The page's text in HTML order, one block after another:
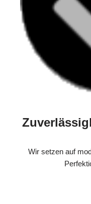
Wir setzen auf